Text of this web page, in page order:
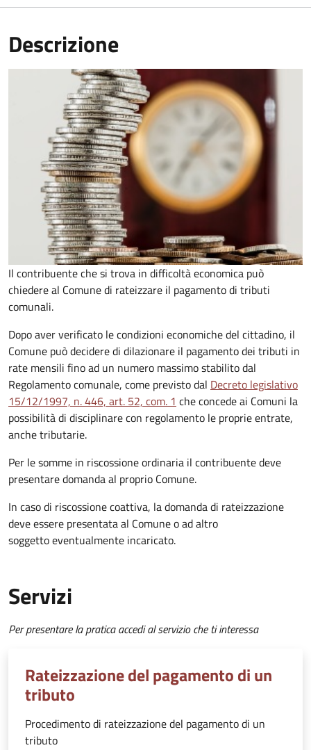
Descrizione
Il contribuente che si trova in difficoltà economica può
chiedere al Comune di rateizzare il pagamento di tributi
comunali.
Dopo aver verificato le condizioni economiche del cittadino, il
Comune può decidere di dilazionare il pagamento dei tributi in
rate mensili fino ad un numero massimo stabilito dal
Regolamento comunale, come previsto dal Decreto legislativo
15/12/1997, n. 446, art. 52, com. 1 che concede ai Comuni la
possibilità di disciplinare con regolamento le proprie entrate,
anche tributarie.
Per le somme in riscossione ordinaria il contribuente deve
presentare domanda al proprio Comune.
In caso di riscossione coattiva, la domanda di rateizzazione
deve essere presentata al Comune o ad altro
soggetto eventualmente incaricato.
Servizi
Per presentare la pratica accedi al servizio che ti interessa
Rateizzazione del pagamento di un
tributo
Procedimento di rateizzazione del pagamento di un
tributo